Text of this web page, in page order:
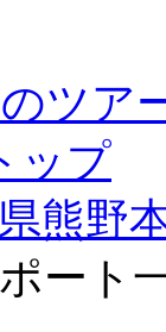
ツア
ップ
熊野
ート